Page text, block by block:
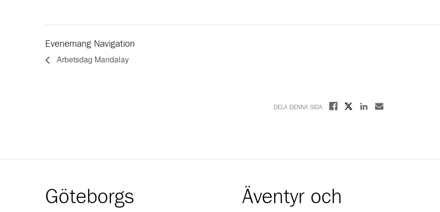
Evenemang Navigation
Arbetsdag Mandalay
DELA DENNA SIDA Dela på Facebook
Dela på XDela på Linkedin
Dela med E-post
Göteborgs
Äventyr och